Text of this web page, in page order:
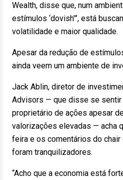
Wealth, disse que, num
estímulos ‘dovish'”, está
volatilidade e maior qualidade.
Apesar da redução de
ainda veem um ambiente de
Jack Ablin, diretor de
Advisors — que disse se
proprietário de ações apesar
valorizações elevadas — acha
feira e os comentários do
foram tranquilizadores.
“Acho que a economia está